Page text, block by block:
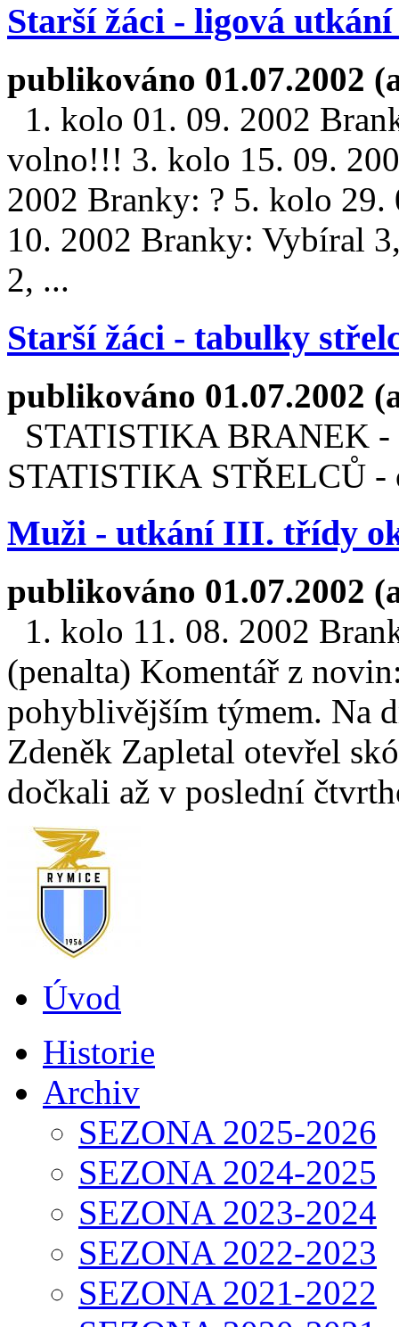
Starší žáci - ligová
publikováno 01.07.2002
1. kolo 01. 09. 2002
volno!!! 3. kolo 15. 09.
2002 Branky: ? 5. kolo
10. 2002 Branky: Vybíral
2, ...
Starší žáci - tabulky
publikováno 01.07.2002
STATISTIKA BRANEK
STATISTIKA STŘELCŮ
Muži - utkání III. třídy
publikováno 01.07.2002
1. kolo 11. 08. 2002
(penalta) Komentář z
pohyblivějším týmem. Na
Zdeněk Zapletal otevřel
dočkali až v poslední
Úvod
Historie
Archiv
SEZONA 2025-2026
SEZONA 2024-2025
SEZONA 2023-2024
SEZONA 2022-2023
SEZONA 2021-2022